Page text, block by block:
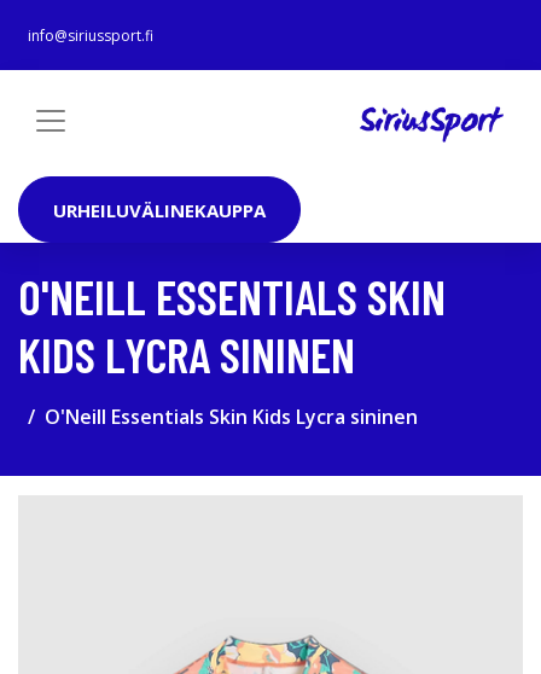
info@siriussport.fi
URHEILUVÄLINEKAUPPA
O'NEILL ESSENTIALS SKIN
KIDS LYCRA SININEN
O'Neill Essentials Skin Kids Lycra sininen